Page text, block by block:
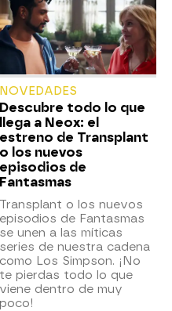
NOVEDADES
Descubre todo lo que
llega a Neox: el
estreno de Transplant
o los nuevos
episodios de
Fantasmas
Transplant o los nuevos
episodios de Fantasmas
se unen a las míticas
series de nuestra cadena
como Los Simpson. ¡No
te pierdas todo lo que
viene dentro de muy
poco!